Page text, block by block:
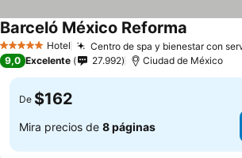
5 Estrellas Hotel Centro de spa y bienestar con
Barceló México Reforma
9,0 Excelente 27.992 Ciudad de México
De $162
Mira precios de 8 páginas